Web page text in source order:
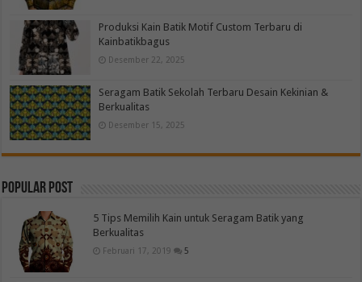
Produksi Kain Batik Motif Custom Terbaru di
Kainbatikbagus
Desember 22, 2025
Seragam Batik Sekolah Terbaru Desain Kekinian &
Berkualitas
Desember 15, 2025
Popular Post
5 Tips Memilih Kain untuk Seragam Batik yang
Berkualitas
Februari 17, 2019 5